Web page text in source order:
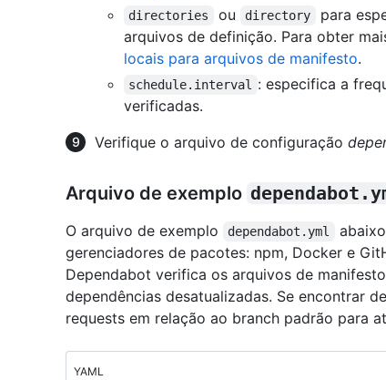
directories ou directory
para
arquivos de definição. Para obter
locais para arquivos de manifesto.
schedule.interval
: especifica a
verificadas.
Verifique o arquivo de configuração
Arquivo de exemplo
O arquivo de exemplo dependabot.yml
gerenciadores de pacotes: npm, Docker e
Dependabot verifica os arquivos de
dependências desatualizadas. Se encontrar
requests em relação ao branch padrão para
YAML